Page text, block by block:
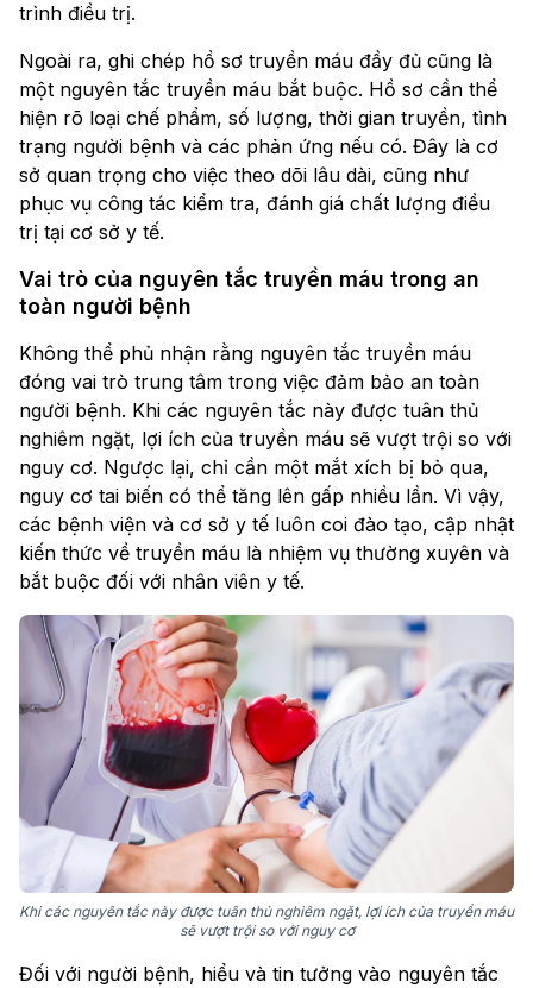
trình điều trị.
Ngoài ra, ghi chép hồ sơ truyền máu đầy đủ cũng là
một nguyên tắc truyền máu bắt buộc. Hồ sơ cần thể
hiện rõ loại chế phẩm, số lượng, thời gian truyền, tình
trạng người bệnh và các phản ứng nếu có. Đây là cơ
sở quan trọng cho việc theo dõi lâu dài, cũng như
phục vụ công tác kiểm tra, đánh giá chất lượng điều
trị tại cơ sở y tế.
Vai trò của nguyên tắc truyền máu trong an
toàn người bệnh
Không thể phủ nhận rằng nguyên tắc truyền máu
đóng vai trò trung tâm trong việc đảm bảo an toàn
người bệnh. Khi các nguyên tắc này được tuân thủ
nghiêm ngặt, lợi ích của truyền máu sẽ vượt trội so với
nguy cơ. Ngược lại, chỉ cần một mắt xích bị bỏ qua,
nguy cơ tai biến có thể tăng lên gấp nhiều lần. Vì vậy,
các bệnh viện và cơ sở y tế luôn coi đào tạo, cập nhật
kiến thức về truyền máu là nhiệm vụ thường xuyên và
bắt buộc đối với nhân viên y tế.
Khi các nguyên tắc này được tuân thủ nghiêm ngặt, lợi ích của truyền máu
sẽ vượt trội so với nguy cơ
Đối với người bệnh, hiểu và tin tưởng vào nguyên tắc